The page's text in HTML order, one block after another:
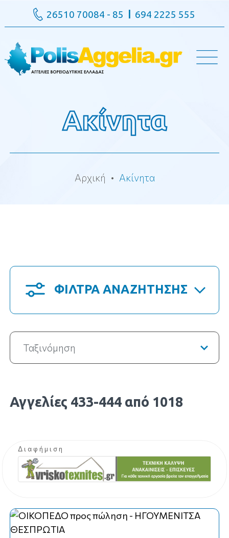
26510 70084 - 85 694 2225 555
Ακίνητα
Αρχική Ακίνητα
ΦΙΛΤΡΑ ΑΝΑΖΗΤΗΣΗΣ
Αγγελίες 433-444 από 1018
Ταξινόμηση
Διαφήμιση